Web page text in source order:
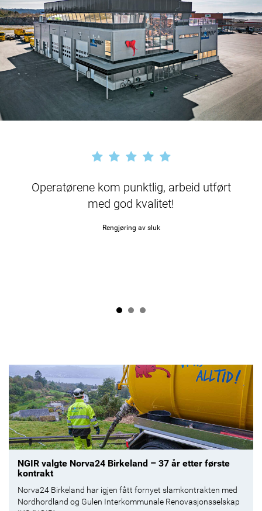
Operatørene kom punktlig, arbeid utført
med god kvalitet!
Rengjøring av sluk
NGIR valgte Norva24 Birkeland – 37 år etter første
kontrakt
Norva24 Birkeland har igjen fått fornyet slamkontrakten med
Nordhordland og Gulen Interkommunale Renovasjonsselskap